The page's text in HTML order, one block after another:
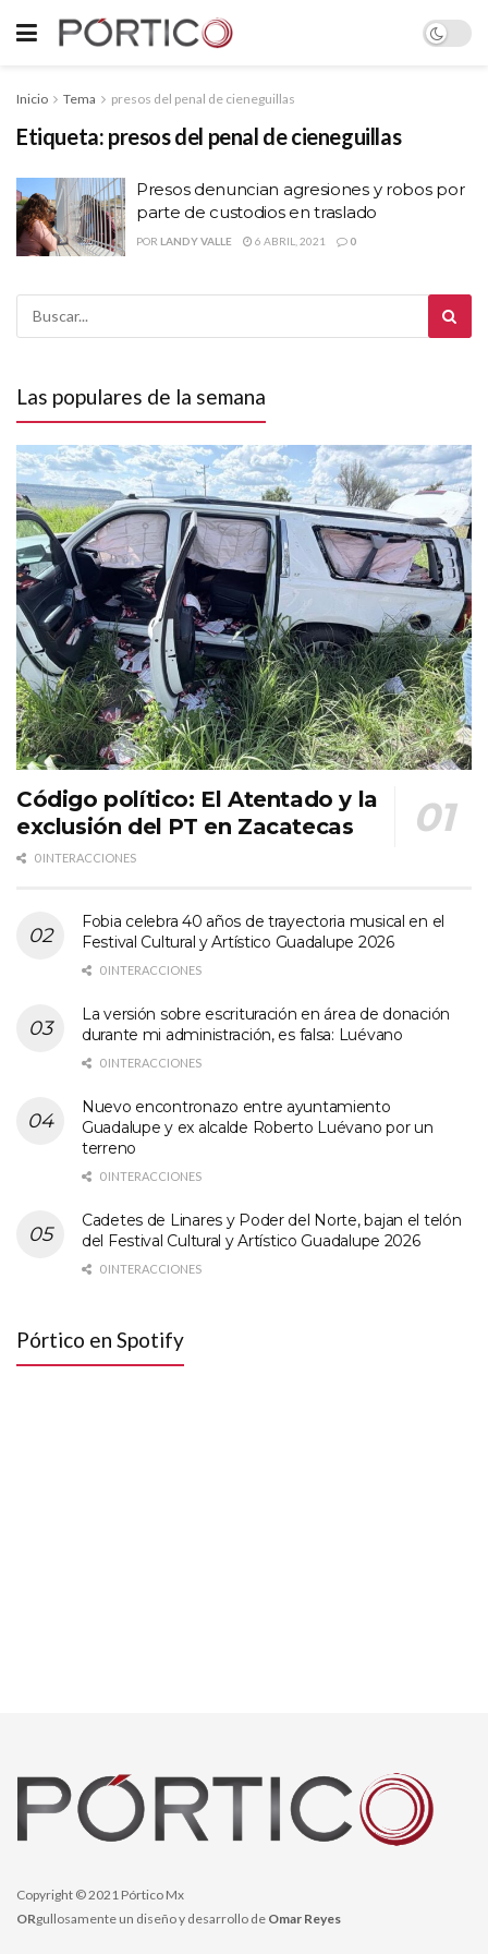
Inicio Tema presos del penal de cieneguillas
Etiqueta: presos del penal de cieneguillas
Presos denuncian agresiones y robos por
parte de custodios en traslado
POR LANDY VALLE 6 ABRIL, 2021 0
Las populares de la semana
Código político: El Atentado y la
exclusión del PT en Zacatecas
0 INTERACCIONES
Fobia celebra 40 años de trayectoria musical en el
Festival Cultural y Artístico Guadalupe 2026
0 INTERACCIONES
La versión sobre escrituración en área de donación
durante mi administración, es falsa: Luévano
0 INTERACCIONES
Nuevo encontronazo entre ayuntamiento
Guadalupe y ex alcalde Roberto Luévano por un
terreno
0 INTERACCIONES
Cadetes de Linares y Poder del Norte, bajan el telón
del Festival Cultural y Artístico Guadalupe 2026
0 INTERACCIONES
Pórtico en Spotify
Copyright © 2021 Pórtico Mx
ORgullosamente un diseño y desarrollo de Omar Reyes